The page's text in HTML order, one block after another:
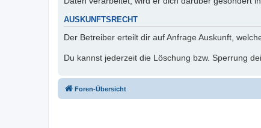
AUSKUNFTSRECHT
Der Betreiber erteilt dir auf Anfrage Auskunft,
Du kannst jederzeit die Löschung bzw. Sperrung
Foren-Übersicht